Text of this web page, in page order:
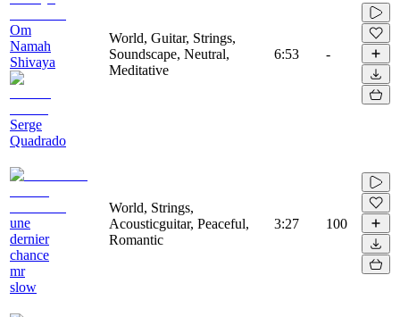
Om
Namah
Shivaya
Serge
Quadrado
World, Guitar, Strings,
Soundscape, Neutral,
Meditative
6:53 -
une
dernier
chance
mr
slow
World, Strings,
Acousticguitar, Peaceful,
Romantic
3:27 100